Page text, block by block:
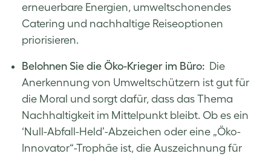
erneuerbare Energien, umweltschonendes
Catering und nachhaltige Reiseoptionen
priorisieren.
Belohnen Sie die Öko-Krieger im Büro: Die
Anerkennung von Umweltschützern ist gut für
die Moral und sorgt dafür, dass das Thema
Nachhaltigkeit im Mittelpunkt bleibt. Ob es ein
‘Null-Abfall-Held’-Abzeichen oder eine „Öko-
Innovator“-Trophäe ist, die Auszeichnung für